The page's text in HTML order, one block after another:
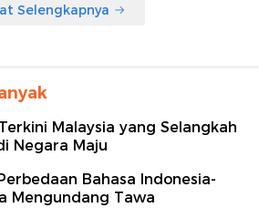
Selengkapnya
Malaysia yang Selangkah
Negara Maju
Bahasa Indonesia-
Mengundang Tawa